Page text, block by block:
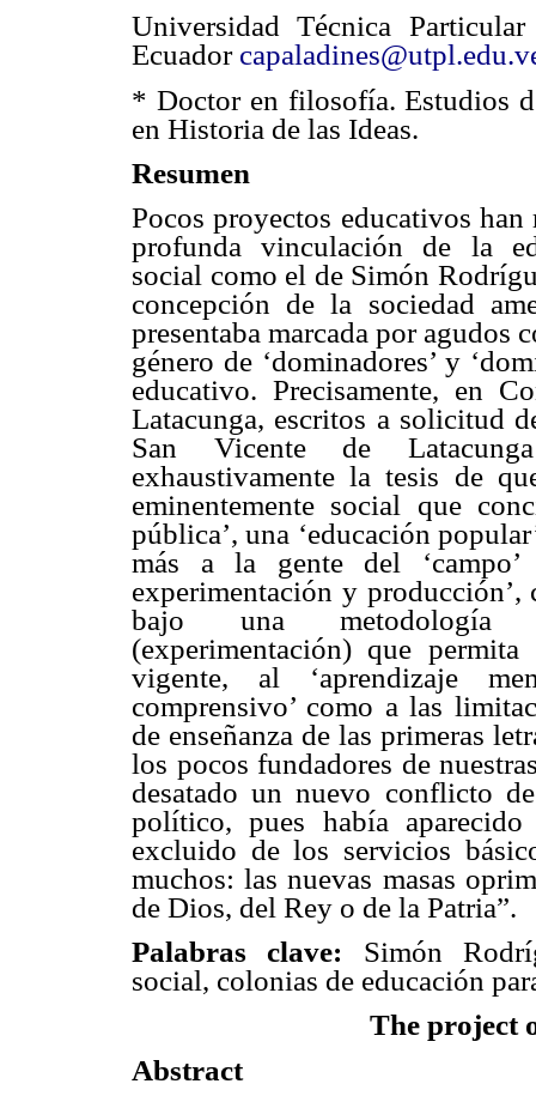
Universidad Técnica
Ecuador
* Doctor en filosofía. Estudios
en Historia de las Ideas.
Resumen
Pocos proyectos educativos han
profunda vinculación de la
social como el de Simón
concepción de la sociedad
presentaba marcada por
género de ‘dominadores’ y
educativo. Precisamente, en
Latacunga, escritos a solicitud
San Vicente de
exhaustivamente la tesis de
eminentemente social que
pública’, una ‘educación
más a la gente del
experimentación y producción’,
bajo una metodología de
(experimentación) que permita
vigente, al ‘aprendizaje
comprensivo’ como a las
de enseñanza de las primeras
los pocos fundadores de
desatado un nuevo conflicto
político, pues había
excluido de los servicios
muchos: las nuevas masas
de Dios, del Rey o de la Patria”.
Palabras clave: Simón
social, colonias de educación
The project
Abstract